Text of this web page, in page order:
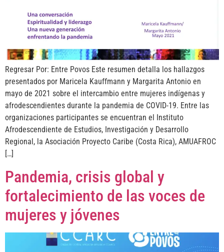
Regresar Por: Entre Povos Este resumen detalla los hallazgos
presentados por Maricela Kauffmann y Margarita Antonio en
mayo de 2021 sobre el intercambio entre mujeres indígenas y
afrodescendientes durante la pandemia de COVID-19. Entre las
organizaciones participantes se encuentran el Instituto
Afrodescendiente de Estudios, Investigación y Desarrollo
Regional, la Asociación Proyecto Caribe (Costa Rica), AMUAFROC
[…]
Pandemia, crisis global y
fortalecimiento de las voces de
mujeres y jóvenes